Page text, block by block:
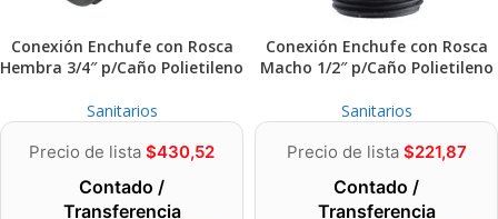
Conexión Enchufe con Rosca
Hembra 3/4″ p/Caño Polietileno
Sanitarios
Precio de lista $430,52
Contado /
Transferencia
Conexión Enchufe con Rosca
Macho 1/2″ p/Caño Polietileno
Sanitarios
Precio de lista $221,87
Contado /
Transferencia